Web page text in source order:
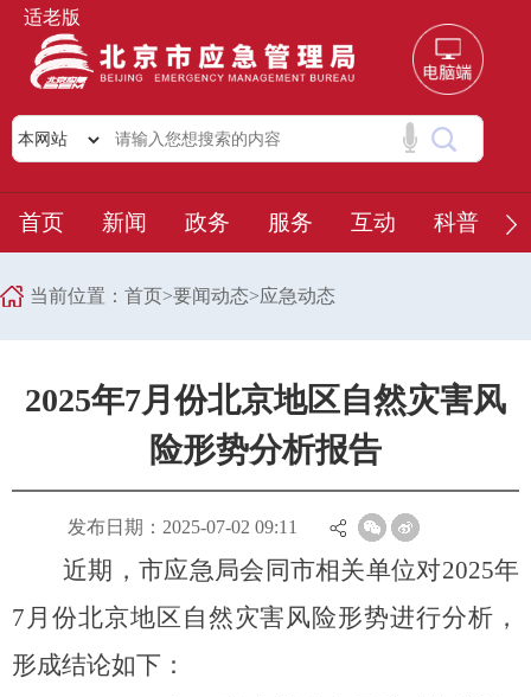
适老版
首页 新闻 政务 服务 互动 科普
当前位置： 首页>要闻动态>应急动态
2025年7月份北京地区自然灾害风
险形势分析报告
发布日期：2025-07-02 09:11
近期，市应急局会同市相关单位对2025年
7月份北京地区自然灾害风险形势进行分析，
形成结论如下：